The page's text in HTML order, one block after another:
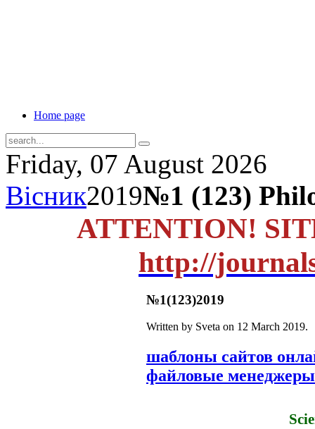
Home page
Friday, 07 August 2026
Вісник2019№1 (123)
ATTENTION!
http://
№1(123)2019
Written by Sveta on 12 March 2019.
шаблоны сайтов
файловые